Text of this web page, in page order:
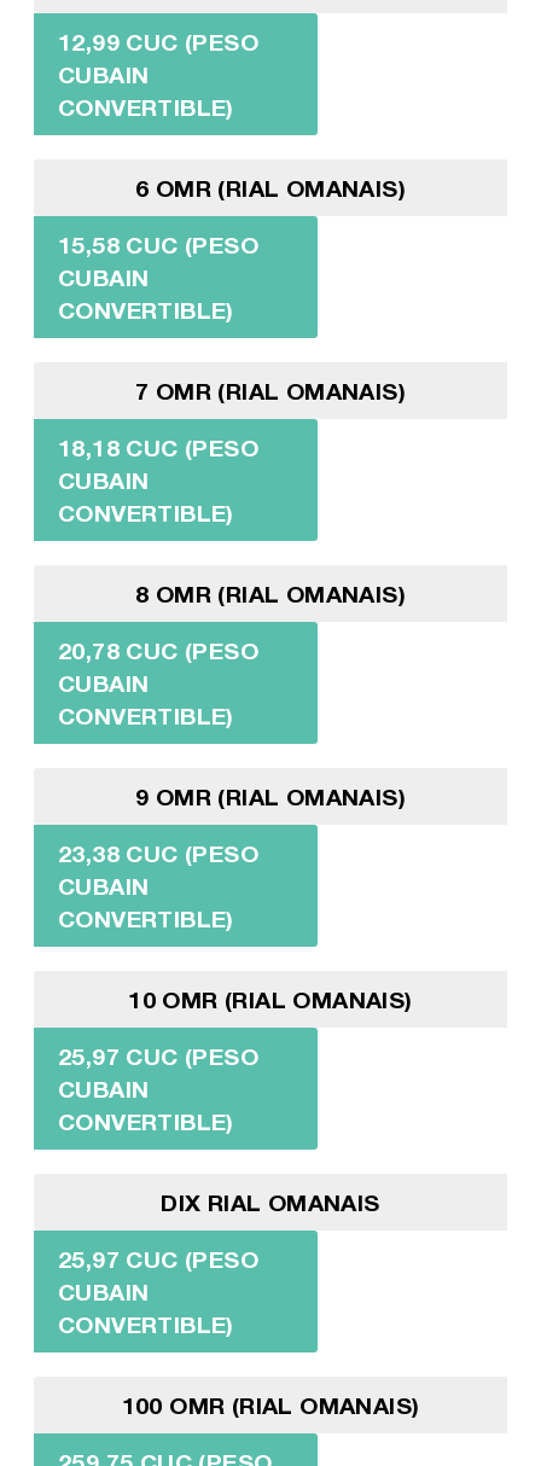
12,99 CUC (PESO
CUBAIN
CONVERTIBLE)
6 OMR (RIAL OMANAIS)
15,58 CUC (PESO
CUBAIN
CONVERTIBLE)
7 OMR (RIAL OMANAIS)
18,18 CUC (PESO
CUBAIN
CONVERTIBLE)
8 OMR (RIAL OMANAIS)
20,78 CUC (PESO
CUBAIN
CONVERTIBLE)
9 OMR (RIAL OMANAIS)
23,38 CUC (PESO
CUBAIN
CONVERTIBLE)
10 OMR (RIAL OMANAIS)
25,97 CUC (PESO
CUBAIN
CONVERTIBLE)
DIX RIAL OMANAIS
25,97 CUC (PESO
CUBAIN
CONVERTIBLE)
100 OMR (RIAL OMANAIS)